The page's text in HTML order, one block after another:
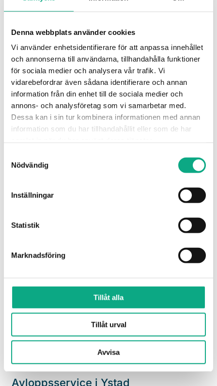
Denna webbplats använder cookies
Vi använder enhetsidentifierare för att anpassa innehållet
och annonserna till användarna, tillhandahålla funktioner
för sociala medier och analysera vår trafik. Vi
vidarebefordrar även sådana identifierare och annan
information från din enhet till de sociala medier och
annons- och analysföretag som vi samarbetar med.
Dessa kan i sin tur kombinera informationen med annan
information som du har tillhandahållit eller som de har
Nödvändig
Inställningar
Statistik
Marknadsföring
Tillåt alla
Tillåt urval
Avvisa
En effektiv insats som rengör rören invändigt,
Grundlig rengöring av stammarna som tar bort
huvudledningarna.
Avloppsservice i Ystad